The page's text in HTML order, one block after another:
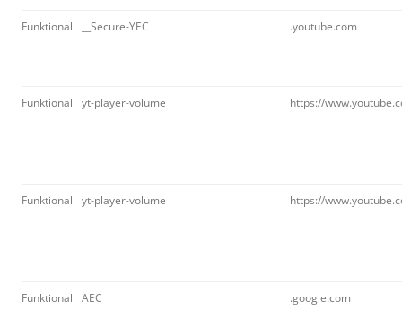
Funktional __Secure-YEC .youtube.com
Funktional yt-player-volume https://
Funktional yt-player-volume https://
Funktional AEC .google.com